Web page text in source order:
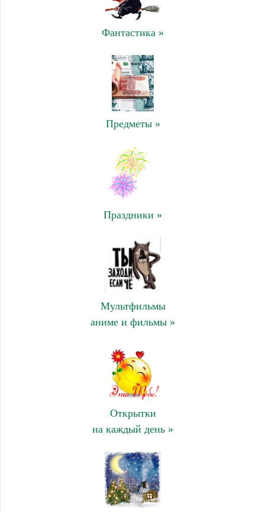
Фантастика »
Предметы »
Праздники »
Мультфильмы
аниме и фильмы »
Открытки
на каждый день »